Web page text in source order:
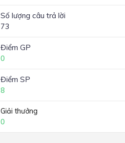
Số lượng câu trả lời
73
Điểm GP
0
Điểm SP
8
Giải thưởng
0